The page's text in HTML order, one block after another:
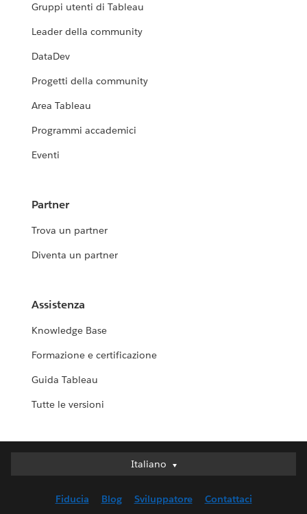
Gruppi utenti di Tableau
Leader della community
DataDev
Progetti della community
Area Tableau
Programmi accademici
Eventi
Partner
Trova un partner
Diventa un partner
Assistenza
Knowledge Base
Formazione e certificazione
Guida Tableau
Tutte le versioni
Italiano
Italiano
English (US)
Fiducia Blog Sviluppatore Contattaci